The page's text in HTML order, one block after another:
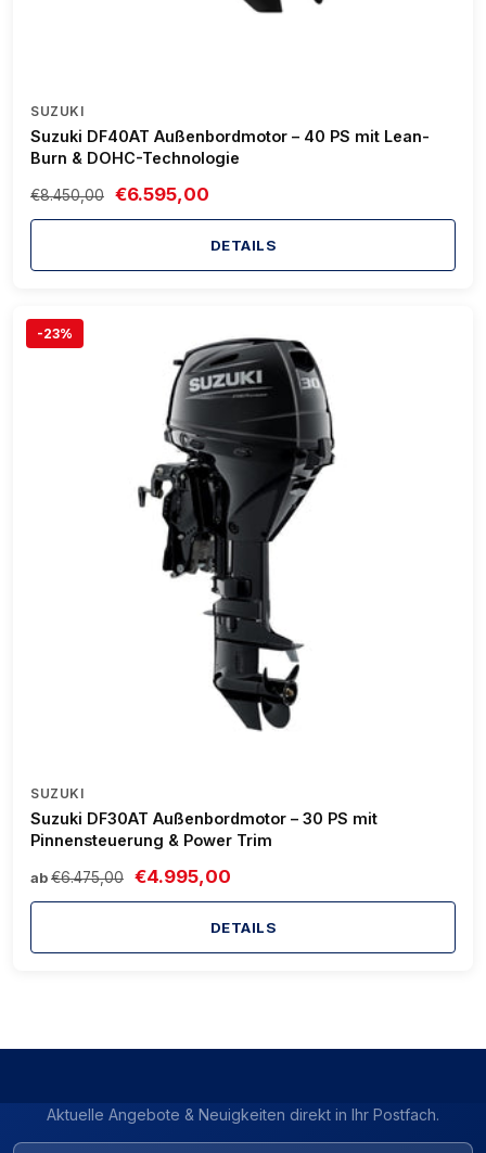
SUZUKI
Suzuki DF40AT Außenbordmotor – 40 PS mit Lean-
Burn & DOHC-Technologie
€8.450,00 €6.595,00
DETAILS
-23%
SUZUKI
Suzuki DF30AT Außenbordmotor – 30 PS mit
Pinnensteuerung & Power Trim
ab €6.475,00 €4.995,00
DETAILS
Aktuelle Angebote & Neuigkeiten direkt in Ihr Postfach.